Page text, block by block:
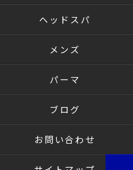
ヘッドスパ
メンズ
パーマ
ブログ
お問い合わせ